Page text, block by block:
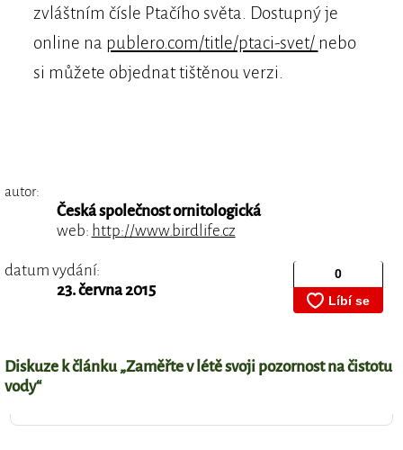
zvláštním čísle Ptačího světa. Dostupný je
online na publero.com/title/ptaci-svet/ nebo
si můžete objednat tištěnou verzi.
autor:
Česká společnost ornitologická
web: http://www.birdlife.cz
datum vydání:
23. června 2015
Diskuze k článku „Zaměřte v létě svoji pozornost na čistotu
vody“